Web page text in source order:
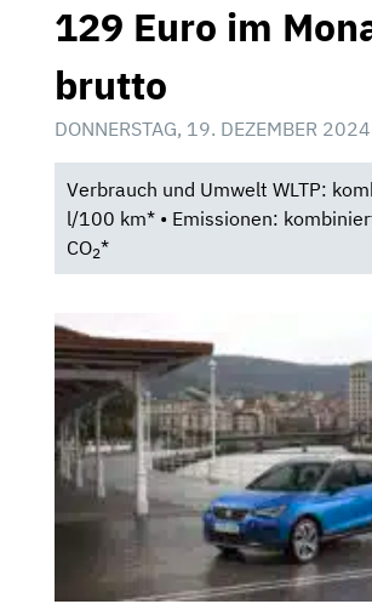
129 Euro im
brutto
DONNERSTAG, 19. DEZEMBER
Verbrauch und Umwelt WLTP:
l/100 km* • Emissionen:
CO2*